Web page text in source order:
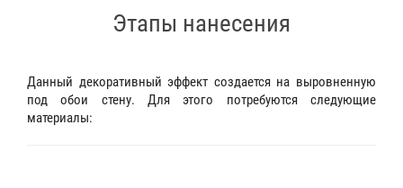
Этапы нанесения
Данный декоративный эффект создается на выровненную
под обои стену. Для этого потребуются следующие
материалы: